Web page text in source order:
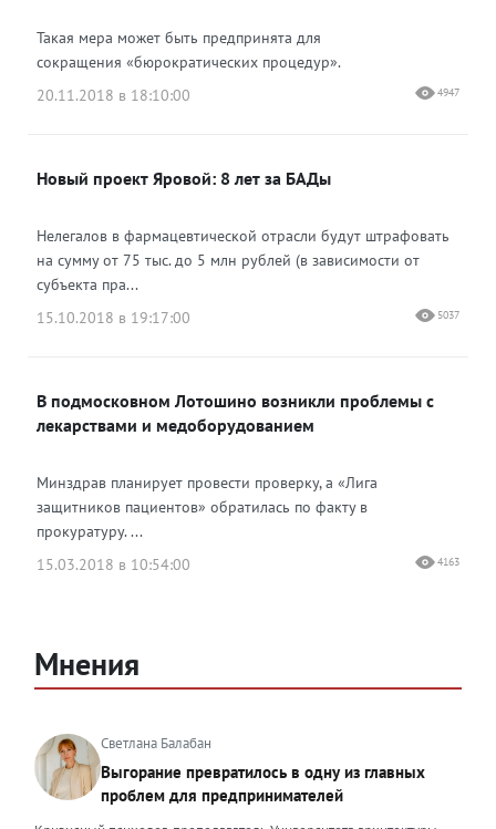
Такая мера может быть предпринята для
сокращения «бюрократических процедур».
20.11.2018 в 18:10:00
4947
Новый проект Яровой: 8 лет за БАДы
Нелегалов в фармацевтической отрасли будут штрафовать
на сумму от 75 тыс. до 5 млн рублей (в зависимости от
субъекта пра...
15.10.2018 в 19:17:00
5037
В подмосковном Лотошино возникли проблемы с
лекарствами и медоборудованием
Минздрав планирует провести проверку, а «Лига
защитников пациентов» обратилась по факту в
прокуратуру. ...
15.03.2018 в 10:54:00
4163
Мнения
Светлана Балабан
Выгорание превратилось в одну из главных
проблем для предпринимателей